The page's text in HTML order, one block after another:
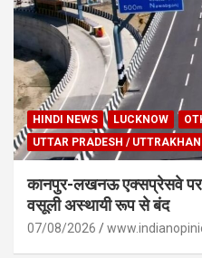
HINDI NEWS LUCKNOW
UTTAR PRADESH /
कानपुर-लखनऊ एक्सप्रेसवे पर
वसूली अस्थायी रूप से बंद
07/08/2026